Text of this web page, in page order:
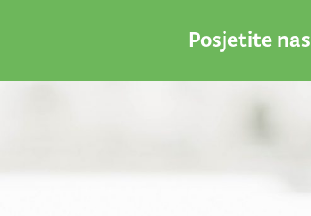
Posjetite nas